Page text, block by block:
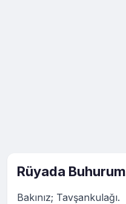
Rüyada
Bakınız; Tavşankulağı.